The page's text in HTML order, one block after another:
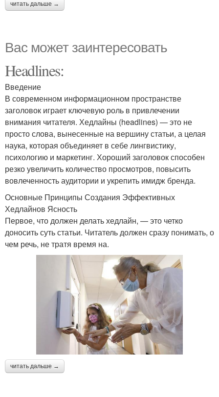
читать дальше →
Вас может заинтересовать
Headlines:
Введение
В современном информационном пространстве
заголовок играет ключевую роль в привлечении
внимания читателя. Хедлайны (headlines) — это не
просто слова, вынесенные на вершину статьи, а целая
наука, которая объединяет в себе лингвистику,
психологию и маркетинг. Хороший заголовок способен
резко увеличить количество просмотров, повысить
вовлеченность аудитории и укрепить имидж бренда.
Основные Принципы Создания Эффективных
Хедлайнов Ясность
Первое, что должен делать хедлайн, — это четко
доносить суть статьи. Читатель должен сразу понимать, о
чем речь, не тратя время на.
читать дальше →